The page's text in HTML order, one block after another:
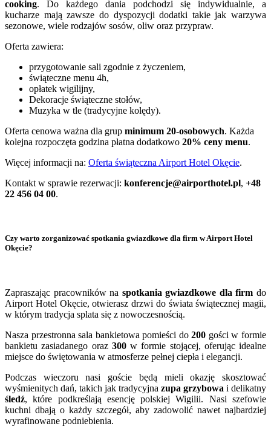
cooking. Do każdego dania podchodzi się indywidualnie, a
kucharze mają zawsze do dyspozycji dodatki takie jak warzywa
sezonowe, wiele rodzajów sosów, oliw oraz przypraw.
Oferta zawiera:
przygotowanie sali zgodnie z życzeniem,
świąteczne menu 4h,
opłatek wigilijny,
Dekoracje świąteczne stołów,
Muzyka w tle (tradycyjne kolędy).
Oferta cenowa ważna dla grup minimum 20-osobowych. Każda
kolejna rozpoczęta godzina płatna dodatkowo 20% ceny menu.
Więcej informacji na: Oferta świąteczna Airport Hotel Okęcie.
Kontakt w sprawie rezerwacji: konferencje@airporthotel.pl, +48
22 456 04 00.
Czy warto zorganizować spotkania gwiazdkowe dla firm w Airport Hotel
Okęcie?
Zapraszając pracowników na spotkania gwiazdkowe dla firm do
Airport Hotel Okęcie, otwierasz drzwi do świata świątecznej magii,
w którym tradycja splata się z nowoczesnością.
Nasza przestronna sala bankietowa pomieści do200 gości w formie
bankietu zasiadanego oraz 300w formie stojącej, oferując idealne
miejsce do świętowania w atmosferze pełnej ciepła i elegancji.
Podczas wieczoru nasi goście będą mieli okazję skosztować
wyśmienitych dań, takich jak tradycyjna zupa grzybowa i delikatny
śledź, które podkreślają esencję polskiej Wigilii. Nasi szefowie
kuchni dbają o każdy szczegół, aby zadowolić nawet najbardziej
wyrafinowane podniebienia.